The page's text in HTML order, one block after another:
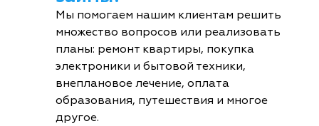
Мы помогаем нашим клиентам решить
множество вопросов или реализовать
планы: ремонт квартиры, покупка
электроники и бытовой техники,
внеплановое лечение, оплата
образования, путешествия и многое
другое.